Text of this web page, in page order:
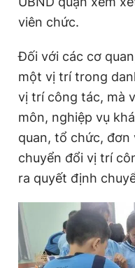
viên chức.
Đối với các cơ
một vị trí trong
vị trí công tác, mà
môn, nghiệp vụ
quan, tổ chức,
chuyển đổi vị trí
ra quyết định